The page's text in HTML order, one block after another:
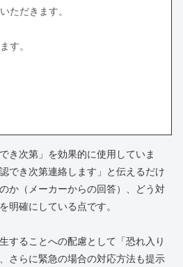
ただきます。
す。
き次第」を効果的に使用していま
でき次第連絡します」と伝えるだけ
か（メーカーからの回答）、どう対
明確にしている点です。
することへの配慮として「恐れ入り
さらに緊急の場合の対応方法も提示